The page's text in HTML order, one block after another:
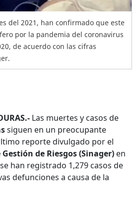
del 2021, han confirmado que este
por la pandemia del coronavirus
de acuerdo con las cifras
Las muertes y casos de
siguen en un preocupante
reporte divulgado por el
de Riesgos (Sinager) en
han registrado 1,279 casos de
defunciones a causa de la